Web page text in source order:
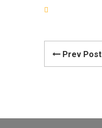
Prev Post